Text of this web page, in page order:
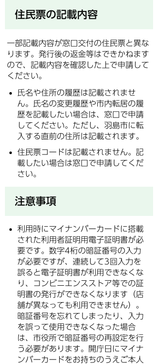
住民票の記載内容
一部記載内容が窓口交付の住民票と異な
ります。発行後の返金等はできかねます
ので、記載内容を確認した上で申請して
ください。
氏名や住所の履歴は記載されませ
ん。氏名の変更履歴や市内転居の履
歴を記載したい場合は、窓口で申請
してください。ただし、羽島市に転
入する直前の住所は記載されます。
住民票コードは記載されません。記
載したい場合は窓口で申請してくだ
さい。
注意事項
利用時にマイナンバーカードに搭載
された利用者証明用電子証明書が必
要です。数字4桁の暗証番号の入力
が必要ですが、連続して3回入力を
誤ると電子証明書が利用できなくな
り、コンビニエンスストア等での証
明書の発行ができなくなります（店
舗が異なっても利用できません）。
暗証番号を忘れてしまったり、入力
を誤って使用できなくなった場合
は、市役所で暗証番号の再設定を行
う必要があります。開庁日にマイナ
ンバーカードをお持ちのうえご本人